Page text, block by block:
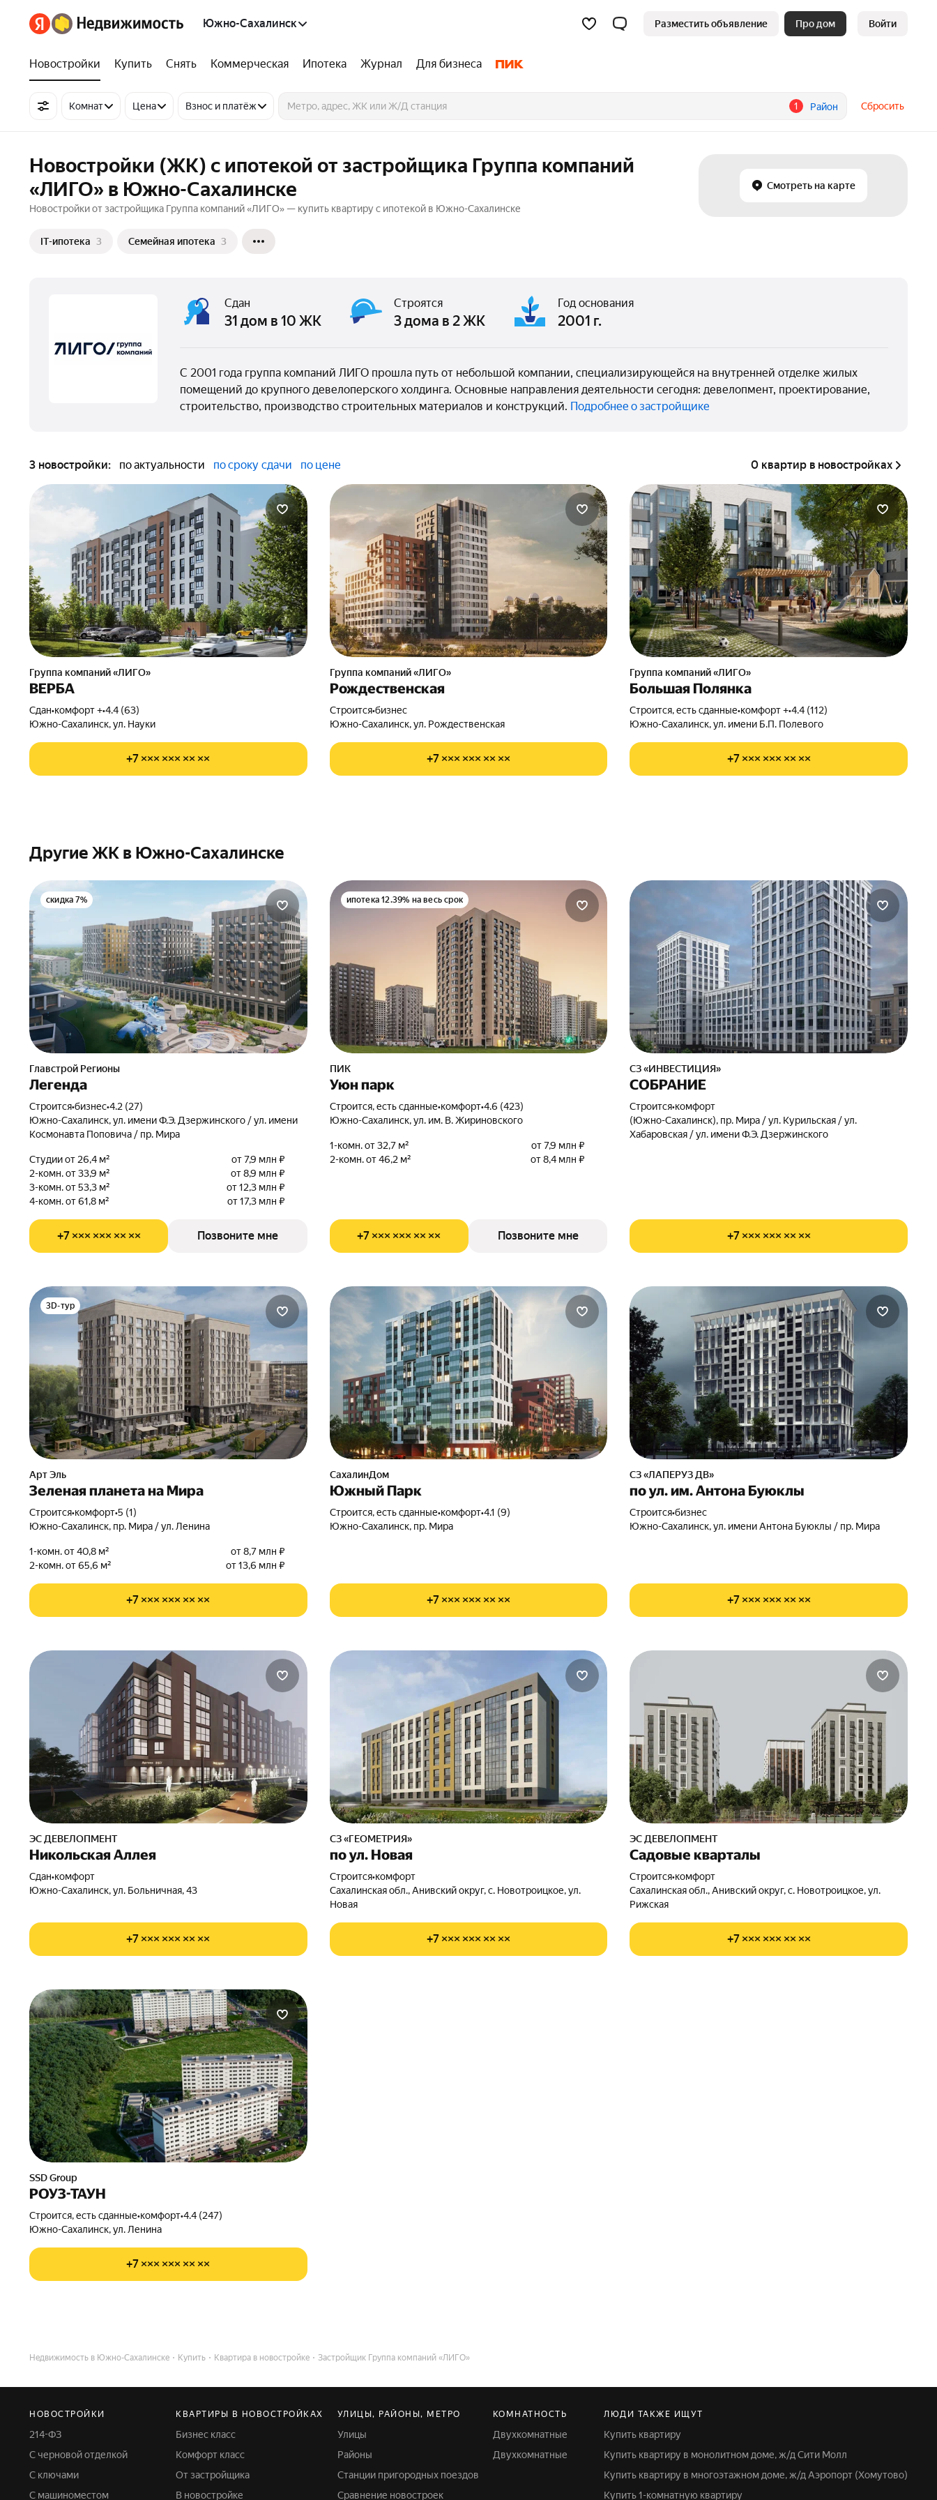
Южно-Сахалинск Разместить объявление Про дом Войти
Новостройки Купить Снять Коммерческая Ипотека Журнал Для бизнеса
Комнат Цена Взнос и платёж 1 Район Сбросить
Новостройки (ЖК) с ипотекой от застройщика Группа компаний
«ЛИГО» в Южно-Сахалинске
Новостройки от застройщика Группа компаний «ЛИГО» — купить квартиру с ипотекой в Южно-Сахалинске
IT-ипотека 3 Семейная ипотека 3
Смотреть на карте
Сдан
31 дом в 10 ЖК
Строятся
3 дома в 2 ЖК
Год основания
2001 г.
С 2001 года группа компаний ЛИГО прошла путь от небольшой компании, специализирующейся на внутренней отделке жилых
помещений до крупного девелоперского холдинга. Основные направления деятельности сегодня: девелопмент, проектирование,
строительство, производство строительных материалов и конструкций. Подробнее о застройщике
3 новостройки: по актуальности по сроку сдачи по цене 0 квартир в новостройках
Группа компаний «ЛИГО»
ВЕРБА
Сдан•комфорт +•4.4 (63)
Южно-Сахалинск, ул. Науки
+7 ××× ××× ×× ××
Группа компаний «ЛИГО»
Рождественская
Строится•бизнес
Южно-Сахалинск, ул. Рождественская
+7 ××× ××× ×× ××
Группа компаний «ЛИГО»
Большая Полянка
Строится, есть сданные•комфорт +•4.4 (112)
Южно-Сахалинск, ул. имени Б.П. Полевого
+7 ××× ××× ×× ××
Другие ЖК в Южно-Сахалинске
скидка 7%
Главстрой Регионы
Легенда
Строится•бизнес•4.2 (27)
Южно-Сахалинск, ул. имени Ф.Э. Дзержинского / ул. имени
Космонавта Поповича / пр. Мира
Студии от 26,4 м²
от 7,9 млн ₽
2-комн. от 33,9 м²
от 8,9 млн ₽
3-комн. от 53,3 м²
от 12,3 млн ₽
4-комн. от 61,8 м²
от 17,3 млн ₽
+7 ××× ××× ×× ×× Позвоните мне
ипотека 12.39% на весь срок
ПИК
Уюн парк
Строится, есть сданные•комфорт•4.6 (423)
Южно-Сахалинск, ул. им. В. Жириновского
1-комн. от 32,7 м²
от 7,9 млн ₽
2-комн. от 46,2 м²
от 8,4 млн ₽
+7 ××× ××× ×× ×× Позвоните мне
СЗ «ИНВЕСТИЦИЯ»
СОБРАНИЕ
Строится•комфорт
(Южно-Сахалинск), пр. Мира / ул. Курильская / ул.
Хабаровская / ул. имени Ф.Э. Дзержинского
+7 ××× ××× ×× ××
3D-тур
Арт Эль
Зеленая планета на Мира
Строится•комфорт•5 (1)
Южно-Сахалинск, пр. Мира / ул. Ленина
1-комн. от 40,8 м²
от 8,7 млн ₽
2-комн. от 65,6 м²
от 13,6 млн ₽
+7 ××× ××× ×× ××
СахалинДом
Южный Парк
Строится, есть сданные•комфорт•4.1 (9)
Южно-Сахалинск, пр. Мира
+7 ××× ××× ×× ××
СЗ «ЛАПЕРУЗ ДВ»
по ул. им. Антона Буюклы
Строится•бизнес
Южно-Сахалинск, ул. имени Антона Буюклы / пр. Мира
+7 ××× ××× ×× ××
ЭС ДЕВЕЛОПМЕНТ
Никольская Аллея
Сдан•комфорт
Южно-Сахалинск, ул. Больничная, 43
+7 ××× ××× ×× ××
СЗ «ГЕОМЕТРИЯ»
по ул. Новая
Строится•комфорт
Сахалинская обл., Анивский округ, с. Новотроицкое, ул.
Новая
+7 ××× ××× ×× ××
ЭС ДЕВЕЛОПМЕНТ
Садовые кварталы
Строится•комфорт
Сахалинская обл., Анивский округ, с. Новотроицкое, ул.
Рижская
+7 ××× ××× ×× ××
SSD Group
РОУЗ-ТАУН
Строится, есть сданные•комфорт•4.4 (247)
Южно-Сахалинск, ул. Ленина
+7 ××× ××× ×× ××
Недвижимость в Южно-Сахалинске Купить Квартира в новостройке Застройщик Группа компаний «ЛИГО»
НОВОСТРОЙКИ
214-ФЗ
С черновой отделкой
С ключами
С машиноместом
КВАРТИРЫ В НОВОСТРОЙКАХ
Бизнес класс
Комфорт класс
От застройщика
В новостройке
УЛИЦЫ, РАЙОНЫ, МЕТРО
Улицы
Районы
Станции пригородных поездов
Сравнение новостроек
КОМНАТНОСТЬ
Двухкомнатные
Двухкомнатные
ЛЮДИ ТАКЖЕ ИЩУТ
Купить квартиру
Купить квартиру в монолитном доме, ж/д Сити Молл
Купить квартиру в многоэтажном доме, ж/д Аэропорт (Хомутово)
Купить 1-комнатную квартиру